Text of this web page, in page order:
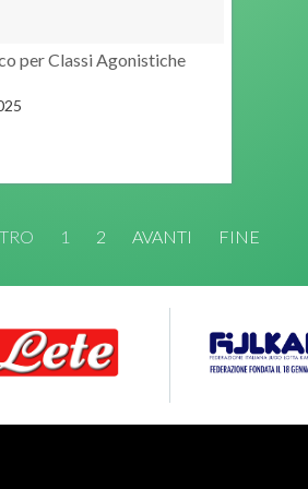
per Classi Agonistiche
1 2 AVANTI FINE